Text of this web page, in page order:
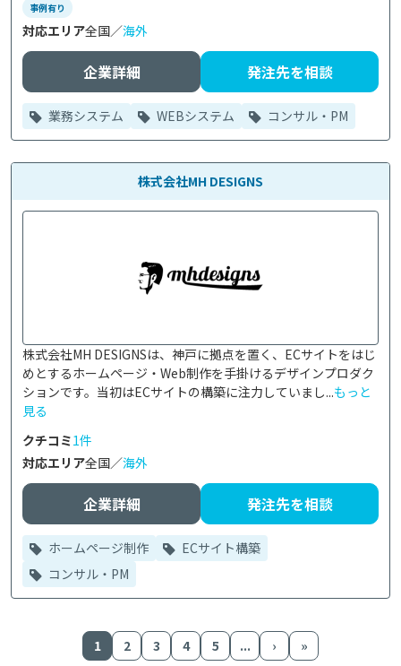
事例有り
対応エリア全国／海外
企業詳細 発注先を相談
業務システム WEBシステム コンサル・PM
株式会社MH DESIGNS
株式会社MH DESIGNSは、神戸に拠点を置く、ECサイトをはじ
めとするホームページ・Web制作を手掛けるデザインプロダク
ションです。当初はECサイトの構築に注力していまし...もっと
見る
クチコミ1件
対応エリア全国／海外
企業詳細 発注先を相談
ホームページ制作
ECサイト構築
コンサル・PM
1 2 3 4 5 ... › »